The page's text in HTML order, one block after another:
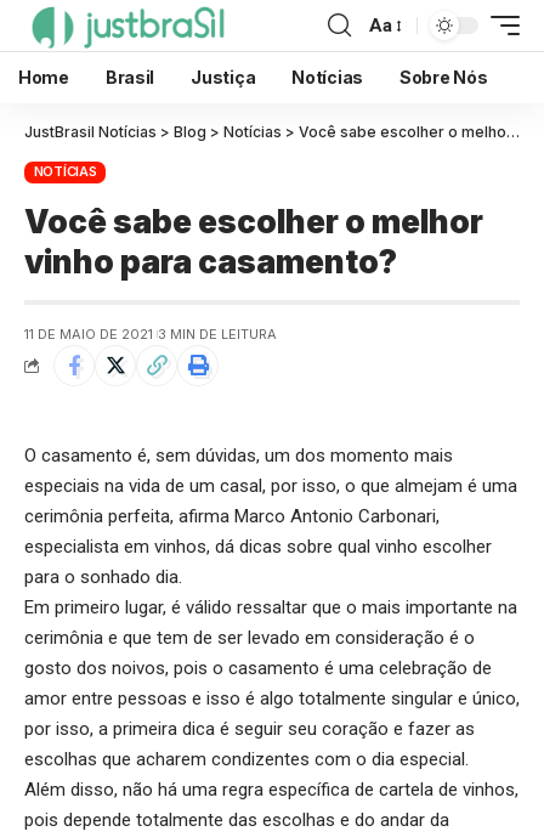
Aa
Home Brasil Justiça Notícias Sobre Nós
JustBrasil Notícias > Blog > Notícias > Você sabe escolher o melhor vinho para casamento?
NOTÍCIAS
Você sabe escolher o melhor
vinho para casamento?
11 DE MAIO DE 2021 3 MIN DE LEITURA
O casamento é, sem dúvidas, um dos momento mais
especiais na vida de um casal, por isso, o que almejam é uma
cerimônia perfeita, afirma Marco Antonio Carbonari,
especialista em vinhos, dá dicas sobre qual vinho escolher
para o sonhado dia.
Em primeiro lugar, é válido ressaltar que o mais importante na
cerimônia e que tem de ser levado em consideração é o
gosto dos noivos, pois o casamento é uma celebração de
amor entre pessoas e isso é algo totalmente singular e único,
por isso, a primeira dica é seguir seu coração e fazer as
escolhas que acharem condizentes com o dia especial.
Além disso, não há uma regra específica de cartela de vinhos,
pois depende totalmente das escolhas e do andar da